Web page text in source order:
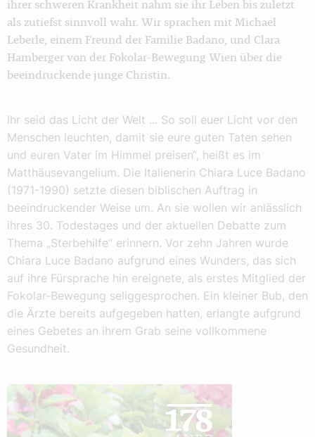
ihrer schweren Krankheit nahm sie ihr Leben bis zuletzt
als zutiefst sinnvoll wahr. Wir sprachen mit Michael
Leberle, einem Freund der Familie Badano, und Clara
Hamberger von der Fokolar-Bewegung Wien über die
beeindruckende junge Christin.
Ihr seid das Licht der Welt ... So soll euer Licht vor den
Menschen leuchten, damit sie eure guten Taten sehen
und euren Vater im Himmel preisen“, heißt es im
Matthäusevangelium. Die Italienerin Chiara Luce Badano
(1971-1990) setzte diesen biblischen Auftrag in
beeindruckender Weise um. An sie wollen wir anlässlich
ihres 30. Todestages und der aktuellen Debatte zum
Thema „Sterbehilfe“ erinnern. Vor zehn Jahren wurde
Chiara Luce Badano aufgrund eines Wunders, das sich
auf ihre Fürsprache hin ereignete, als erstes Mitglied der
Fokolar-Bewegung seliggesprochen. Ein kleiner Bub, den
die Ärzte bereits aufgegeben hatten, erlangte aufgrund
eines Gebetes an ihrem Grab seine vollkommene
Gesundheit.